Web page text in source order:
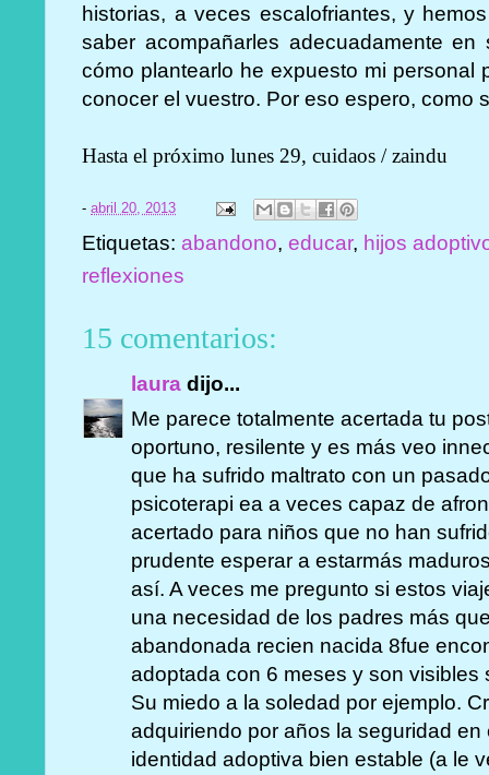
historias, a veces escalofriantes, y
saber acompañarles adecuadamente
cómo plantearlo he expuesto mi personal
conocer el vuestro. Por eso espero, como
Hasta el próximo lunes 29, cuidaos / zaindu
-abril 20, 2013
Etiquetas:abandono,educar, hijos
reflexiones
15 comentarios:
laura dijo...
Me parece totalmente acertada tu
oportuno, resilente y es más veo
que ha sufrido maltrato con un
psicoterapi ea a veces capaz de
acertado para niños que no han
prudente esperar a estarmás
así. A veces me pregunto si estos
una necesidad de los padres más
abandonada recien nacida 8fue
adoptada con 6 meses y son
Su miedo a la soledad por ejemplo.
adquiriendo por años la seguridad
identidad adoptiva bien estable (a le